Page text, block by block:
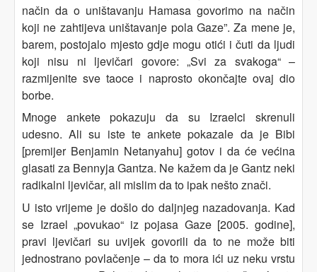
način da o uništavanju Hamasa govorimo na način
koji ne zahtijeva uništavanje pola Gaze”. Za mene je,
barem, postojalo mjesto gdje mogu otići i čuti da ljudi
koji nisu ni ljevičari govore: „Svi za svakoga“ –
razmijenite sve taoce i naprosto okončajte ovaj dio
borbe.
Mnoge ankete pokazuju da su Izraelci skrenuli
udesno. Ali su iste te ankete pokazale da je Bibi
[premijer Benjamin Netanyahu] gotov i da će većina
glasati za Bennyja Gantza. Ne kažem da je Gantz neki
radikalni ljevičar, ali mislim da to ipak nešto znači.
U isto vrijeme je došlo do daljnjeg nazadovanja. Kad
se Izrael „povukao“ iz pojasa Gaze [2005. godine],
pravi ljevičari su uvijek govorili da to ne može biti
jednostrano povlačenje – da to mora ići uz neku vrstu